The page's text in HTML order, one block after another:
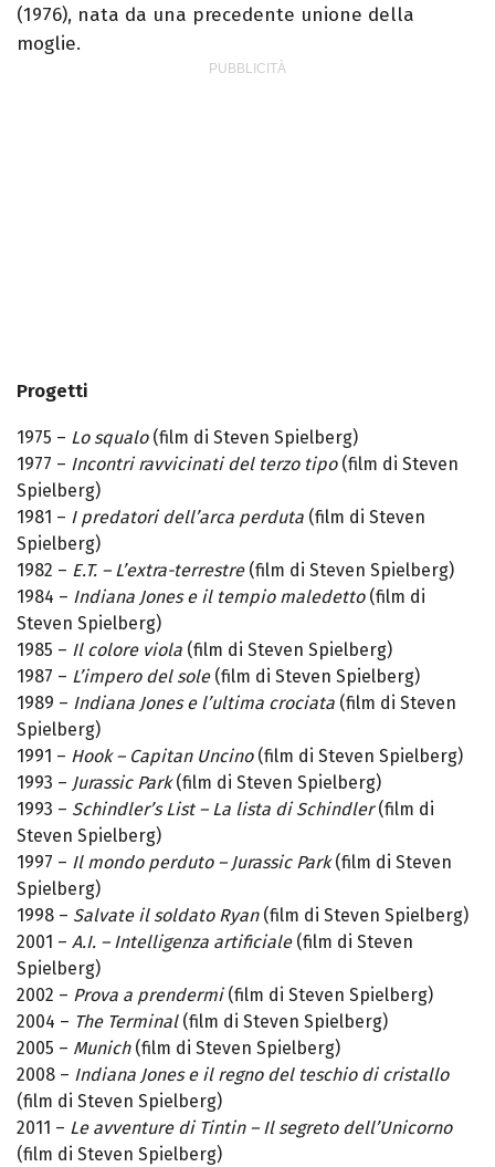
(1976), nata da una precedente unione della
moglie.
Progetti
1975 – Lo squalo(film di Steven Spielberg)
1977 – Incontri ravvicinati del terzo tipo(film di Steven
Spielberg)
1981 – I predatori dell’arca perduta (film di Steven
Spielberg)
1982 – E.T. – L’extra-terrestre(film di Steven Spielberg)
1984 – Indiana Jones e il tempio maledetto(film di
Steven Spielberg)
1985 – Il colore viola (film di Steven Spielberg)
1987 – L’impero del sole(film di Steven Spielberg)
1989 – Indiana Jones e l’ultima crociata (film di Steven
Spielberg)
1991 – Hook – Capitan Uncino(film di Steven Spielberg)
1993 – Jurassic Park(film di Steven Spielberg)
1993 – Schindler’s List – La lista di Schindler(film di
Steven Spielberg)
1997 – Il mondo perduto – Jurassic Park(film di Steven
Spielberg)
1998 – Salvate il soldato Ryan(film di Steven Spielberg)
2001 – A.I. – Intelligenza artificiale(film di Steven
Spielberg)
2002 – Prova a prendermi(film di Steven Spielberg)
2004 – The Terminal(film di Steven Spielberg)
2005 – Munich(film di Steven Spielberg)
2008 – Indiana Jones e il regno del teschio di cristallo
(film di Steven Spielberg)
2011 – Le avventure di Tintin – Il segreto dell’Unicorno
(film di Steven Spielberg)